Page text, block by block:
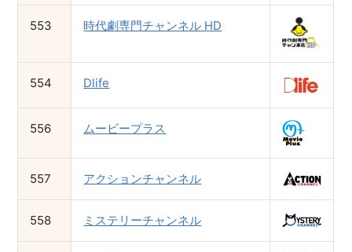
553 時代劇専門チャンネル HD
554 Dlife
556 ムービープラス
557 アクションチャンネル
558 ミステリーチャンネル